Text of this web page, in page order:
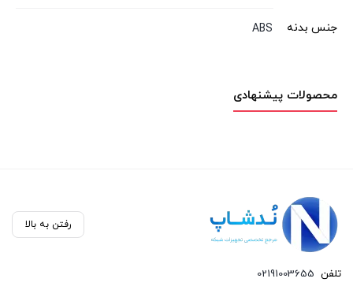
جنس بدنه ABS
محصولات پیشنهادی
رفتن به بالا
تلفن 02191003655